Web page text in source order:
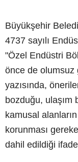
Büyükşehir
4737 sayılı
"Özel Endüstri
önce de olumsuz
yazısında,
bozduğu, ulaşım
kamusal
korunması
dahil edildiği